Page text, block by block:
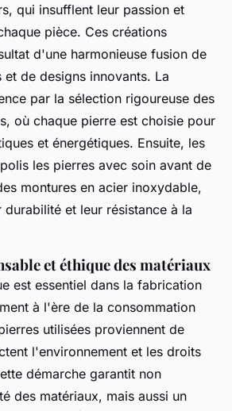
qui insufflent leur passion et
pièce. Ces créations
d'une harmonieuse fusion de
et de designs innovants. La
par la sélection rigoureuse des
où chaque pierre est choisie pour
et énergétiques. Ensuite, les
les pierres avec soin avant de
montures en acier inoxydable,
durabilité et leur résistance à la
et éthique des matériaux
est essentiel dans la fabrication
à l'ère de la consommation
utilisées proviennent de
l'environnement et les droits
démarche garantit non
des matériaux, mais aussi un